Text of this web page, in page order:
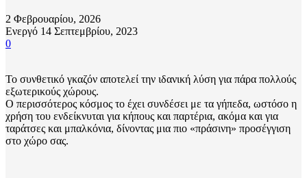
2 Φεβρουαρίου, 2026
Ενεργό 14 Σεπτεμβρίου, 2023
0
Το συνθετικό γκαζόν αποτελεί την ιδανική λύση για πάρα πολλούς
εξωτερικούς χώρους.
Ο περισσότερος κόσμος το έχει συνδέσει με τα γήπεδα, ωστόσο η
χρήση του ενδείκνυται για κήπους και παρτέρια, ακόμα και για
ταράτσες και μπαλκόνια, δίνοντας μια πιο «πράσινη» προσέγγιση
στο χώρο σας.